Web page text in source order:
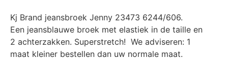
Kj Brand jeansbroek Jenny 23473 6244/606.
Een jeansblauwe broek met elastiek in de taille en
2 achterzakken. Superstretch! We adviseren: 1
maat kleiner bestellen dan uw normale maat.